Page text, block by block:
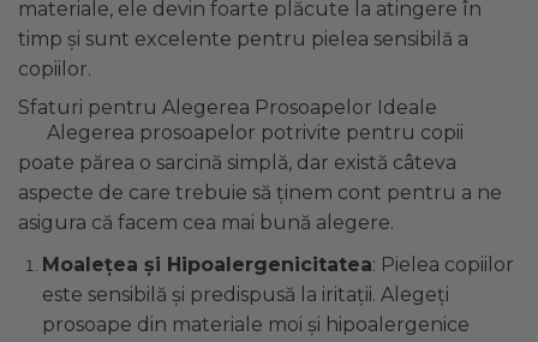
materiale, ele devin foarte plăcute la atingere în
timp și sunt excelente pentru pielea sensibilă a
copiilor.
Sfaturi pentru Alegerea Prosoapelor Ideale
Alegerea prosoapelor potrivite pentru copii
poate părea o sarcină simplă, dar există câteva
aspecte de care trebuie să ținem cont pentru a ne
asigura că facem cea mai bună alegere.
Moalețea și Hipoalergenicitatea: Pielea copiilor
este sensibilă și predispusă la iritații. Alegeți
prosoape din materiale moi și hipoalergenice